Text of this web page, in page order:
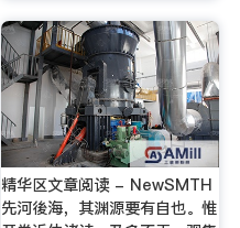
精华区文章阅读 - NewSMTH
先河後海，其渊源要有自也。惟